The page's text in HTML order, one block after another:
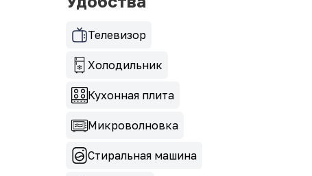
Телевизор
Холодильник
Кухонная плита
Микроволновка
Стиральная машина